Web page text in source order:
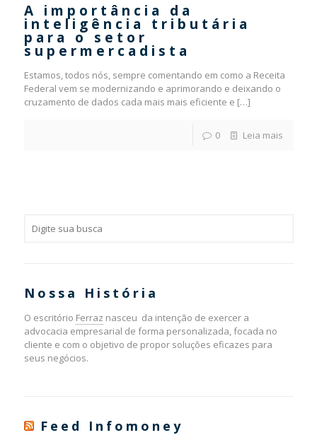
A importância da
inteligência tributária
para o setor
supermercadista
Estamos, todos nós, sempre comentando em como a Receita
Federal vem se modernizando e aprimorando e deixando o
cruzamento de dados cada mais mais eficiente e […]
0 Leia mais
Nossa História
O escritório Ferraz nasceu da intenção de exercer a
advocacia empresarial de forma personalizada, focada no
cliente e com o objetivo de propor soluções eficazes para
seus negócios.
Feed Infomoney